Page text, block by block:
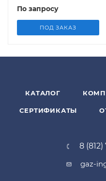
комбинированные
бытовые с ПЗК и ПСК
По запросу
ПОД ЗАКАЗ
КАТАЛОГ
СЕРТИФИКАТЫ
8
gaz-